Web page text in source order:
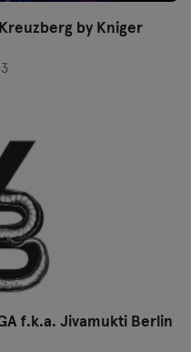
by Kniger
f.k.a. Jivamukti Berlin